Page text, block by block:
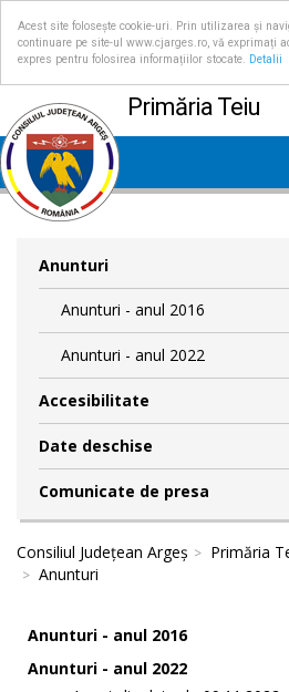
Acest site folosește cookie-uri. Prin utilizarea și
continuare pe site-ul www.cjarges.ro, vă exprimați
expres pentru folosirea informațiilor stocate.
Detalii
Primăria Teiu
Anunturi
Anunturi - anul 2016
Anunturi - anul 2022
Accesibilitate
Date deschise
Comunicate de presa
Consiliul Județean Argeș Primăria
Anunturi
Anunturi - anul 2016
Anunturi - anul 2022